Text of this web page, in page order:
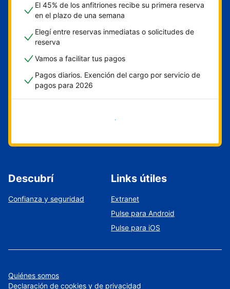
El 45% de los anfitriones recibe su primera reserva
en el plazo de una semana
Elegí entre reservas inmediatas o solicitudes de
reserva
Vamos a facilitar tus pagos
Pagos diarios. Exención del cargo por servicio de
pagos para 2026
Empezar ahora
Descubrí
Confianza y seguridad
Links útiles
Extranet
Pulse para Android
Pulse para iOS
Quiénes somos
Declaración de cookies y de privacidad